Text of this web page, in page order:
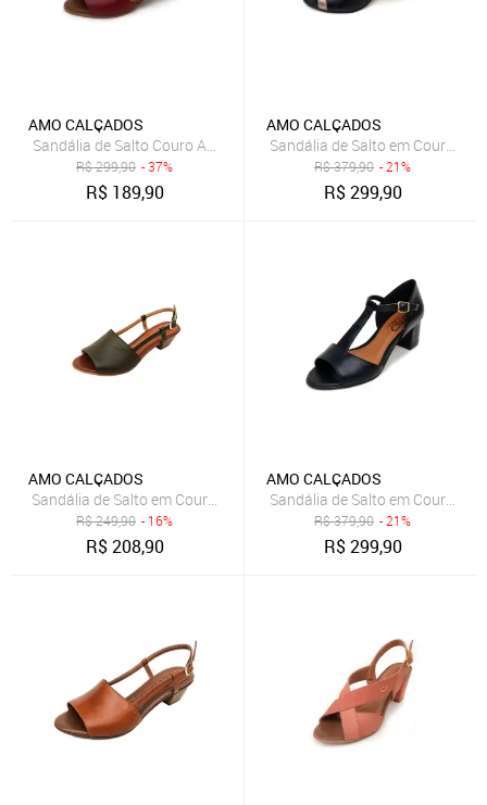
AMO CALÇADOS
Sandália de Salto Couro Amo Calçados Uly Bordô
R$299,90 - 37%
R$ 189,90
AMO CALÇADOS
Sandália de Salto em Couro
R$379,90 - 21%
R$299,90
AMO CALÇADOS
Sandália de Salto em Couro Amo Calçados Mimi Verde Militar
R$249,90 - 16%
R$208,90
AMO CALÇADOS
Sandália de Salto em Couro
R$379,90 - 21%
R$299,90